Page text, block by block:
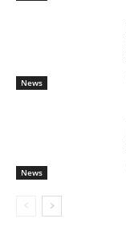
News
News